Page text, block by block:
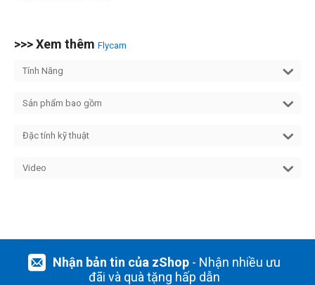
>>> Xem thêm Flycam
Tính Năng
Sản phẩm bao gồm
Đặc tính kỹ thuật
Video
Nhận bản tin của zShop- Nhận nhiều ưu
đãi và quà tặng hấp dẫn